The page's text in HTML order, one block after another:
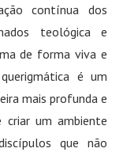
contínua dos
teológica e
de forma viva e
é um
mais profunda e
criar um ambiente
que não